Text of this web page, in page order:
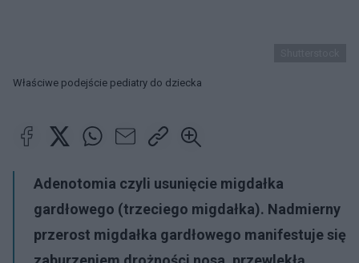
Właściwe podejście pediatry do dziecka
Adenotomia czyli usunięcie migdałka
gardłowego (trzeciego migdałka). Nadmierny
przerost migdałka gardłowego manifestuje się